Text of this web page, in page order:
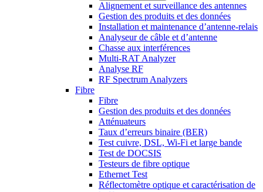
Alignement et surveillance des antennes
Gestion des produits et des données
Installation et maintenance d’antenne-relais
Analyseur de câble et d’antenne
Chasse aux interférences
Multi-RAT Analyzer
Analyse RF
RF Spectrum Analyzers
Fibre
Fibre
Gestion des produits et des données
Atténuateurs
Taux d’erreurs binaire (BER)
Test cuivre, DSL, Wi-Fi et large bande
Test de DOCSIS
Testeurs de fibre optique
Ethernet Test
Réflectomètre optique et caractérisation de